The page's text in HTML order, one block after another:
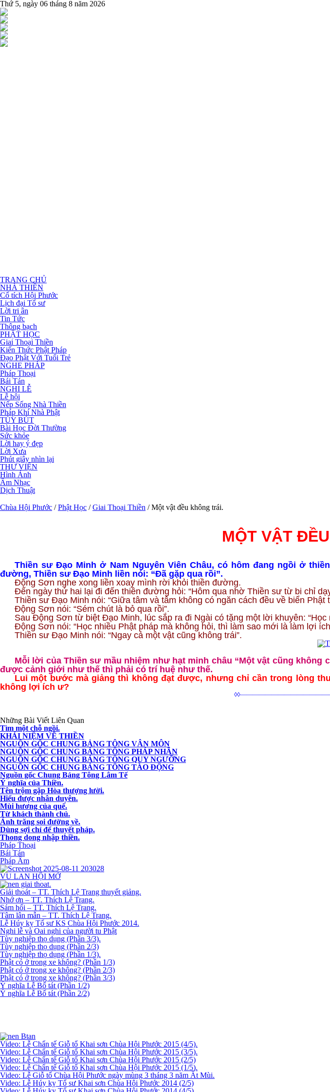
Thứ 5, ngày 06 tháng 8 năm 2026
TRANG CHỦ
NHÀ THIỀN
Cổ tích Hội Phước
Lịch đại Tổ sư
Lời tri ân
Tin Tức
Thông bạch
PHẬT HỌC
Giai Thoại Thiền
Kiến Thức Phật Pháp
Đạo Phật Với Tuổi Trẻ
NGHE PHÁP
Pháp Thoại
Bái Tán
NGHI LỄ
Lễ hội
Nếp Sống Nhà Thiền
Pháp Khí Nhà Phật
TÙY BÚT
Bài Học Đời Thường
Sức khỏe
Lời hay ý đẹp
Lời Xưa
Phút giây nhìn lại
THƯ VIỆN
Hình Ảnh
Âm Nhạc
Dịch Thuật
Chùa Hội Phước / Phật Học / Giai Thoại Thiền / Một vật đều không trái.
MỘT VẬT
Thiền sư Đạo Minh ở Nam Nguyên Viên Châu, có hôm đang ngồi ở
đường, Thiền sư Đạo Minh liền nói: “Đã gặp qua rồi”.
Động Sơn nghe xong liền xoay mình rời khỏi thiền đường.
Đến ngày thứ hai lại đi đến thiền đường hỏi: “Hôm qua nhờ Thiền sư từ bi chỉ
Thiền sư Đạo Minh nói: “Giữa tâm và tâm không có ngăn cách đều về biển Phật
Động Sơn nói: “Sém chút là bỏ qua rồi”.
Sau Động Sơn từ biệt Đạo Minh, lúc sắp ra đi Ngài có tặng một lời khuyên:
Động Sơn nói: “Học nhiều Phật pháp mà không hỏi, thì làm sao mới là làm lợi
Thiền sư Đạo Minh nói: “Ngay cả một vật cũng không trái”.
Mỗi lời củaThiền sư mầu nhiệm như hạt minh châu “Một vật cũng không
được cảnh giới như thế thì phải có trí huệ như thế.
Lui một bước mà giảng thì không đạt được, nhưng chỉ cần trong lòng
không lợi ích ư?
Những Bài Viết Liên Quan
Tìm một chỗ ngồi.
KHÁI NIỆM VỀ THIỀN
NGUỒN GỐC CHUNG BẢNG TÔNG VÂN MÔN
NGUỒN GỐC CHUNG BẢNG TÔNG PHÁP NHÃN
NGUỒN GỐC CHUNG BẢNG TÔNG QUY NGƯỠNG
NGUỒN GỐC CHUNG BẢNG TÔNG TÀO ĐỘNG
Nguồn gốc Chung Bảng Tông Lâm Tế
Ý nghĩa của Thiền.
Tên trộm gặp Hòa thượng lười.
Hiểu được nhân duyên.
Mùi hương của quế.
Từ khách thành chủ.
Ánh trăng soi đường về.
Dùng sợi chỉ để thuyết pháp.
Thong dong nhập thiền.
Pháp Thoại
Bái Tán
Pháp Âm
VU LAN HỘI MỞ
Giải thoát – TT. Thích Lệ Trang thuyết giảng.
Nhớ ơn – TT. Thích Lệ Trang.
Sám hối – TT. Thích Lệ Trang.
Tâm lân mẫn – TT. Thích Lệ Trang.
Lễ Húy kỵ Tổ sư KS Chùa Hội Phước 2014.
Nghi lễ và Oai nghi của người tu Phật
Tùy nghiệp thọ dụng (Phần 3/3).
Tùy nghiệp thọ dụng (Phần 2/3)
Tùy nghiệp thọ dụng (Phần 1/3).
Phật có ở trong xe không? (Phần 1/3)
Phật có ở trong xe không? (Phần 2/3)
Phật có ở trong xe không? (Phần 3/3)
Ý nghĩa Lễ Bố tát (Phần 1/2)
Ý nghĩa Lễ Bố tát (Phần 2/2)
Video: Lễ Chẩn tế Giỗ tổ Khai sơn Chùa Hội Phước 2015 (4/5).
Video: Lễ Chẩn tế Giỗ tổ Khai sơn Chùa Hội Phước 2015 (3/5).
Video: Lễ Chẩn tế Giỗ tổ Khai sơn Chùa Hội Phước 2015 (2/5)
Video: Lễ Chẩn tế Giỗ tổ Khai sơn Chùa Hội Phước 2015 (1/5).
Video: Lễ Giỗ tổ Chùa Hội Phước ngày mùng 3 tháng 3 năm Ất Mùi.
Video: Lễ Húy kỵ Tổ sư Khai sơn Chùa Hội Phước 2014 (2/5)